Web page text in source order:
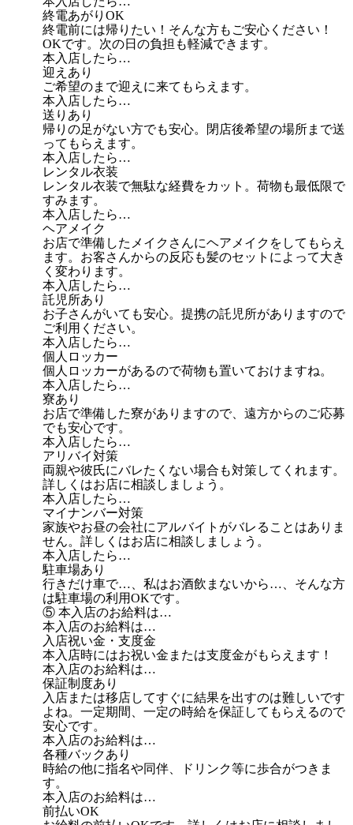
終電あがりOK
終電前には帰りたい！そんな方もご安心ください！
OKです。次の日の負担も軽減できます。
本入店したら…
迎えあり
ご希望のまで迎えに来てもらえます。
本入店したら…
送りあり
帰りの足がない方でも安心。閉店後希望の場所まで送
ってもらえます。
本入店したら…
レンタル衣装
レンタル衣装で無駄な経費をカット。荷物も最低限で
すみます。
本入店したら…
ヘアメイク
お店で準備したメイクさんにヘアメイクをしてもらえ
ます。お客さんからの反応も髪のセットによって大き
く変わります。
本入店したら…
託児所あり
お子さんがいても安心。提携の託児所がありますので
ご利用ください。
本入店したら…
個人ロッカー
個人ロッカーがあるので荷物も置いておけますね。
本入店したら…
寮あり
お店で準備した寮がありますので、遠方からのご応募
でも安心です。
本入店したら…
アリバイ対策
両親や彼氏にバレたくない場合も対策してくれます。
詳しくはお店に相談しましょう。
本入店したら…
マイナンバー対策
家族やお昼の会社にアルバイトがバレることはありま
せん。詳しくはお店に相談しましょう。
本入店したら…
駐車場あり
行きだけ車で…、私はお酒飲まないから…、そんな方
は駐車場の利用OKです。
⑤ 本入店のお給料は…
本入店のお給料は…
入店祝い金・支度金
本入店時にはお祝い金または支度金がもらえます！
本入店のお給料は…
保証制度あり
入店または移店してすぐに結果を出すのは難しいです
よね。一定期間、一定の時給を保証してもらえるので
安心です。
本入店のお給料は…
各種バックあり
時給の他に指名や同伴、ドリンク等に歩合がつきま
す。
本入店のお給料は…
前払いOK